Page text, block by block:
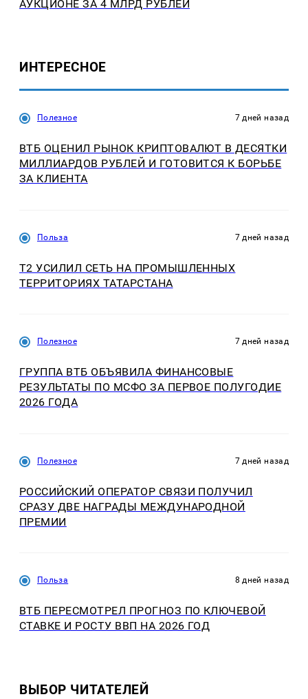
АУКЦИОНЕ ЗА 4 МЛРД РУБЛЕЙ
ИНТЕРЕСНОЕ
Полезное 7 дней назад
ВТБ ОЦЕНИЛ РЫНОК КРИПТОВАЛЮТ В ДЕСЯТКИ
МИЛЛИАРДОВ РУБЛЕЙ И ГОТОВИТСЯ К БОРЬБЕ
ЗА КЛИЕНТА
Польза 7 дней назад
Т2 УСИЛИЛ СЕТЬ НА ПРОМЫШЛЕННЫХ
ТЕРРИТОРИЯХ ТАТАРСТАНА
Полезное 7 дней назад
ГРУППА ВТБ ОБЪЯВИЛА ФИНАНСОВЫЕ
РЕЗУЛЬТАТЫ ПО МСФО ЗА ПЕРВОЕ ПОЛУГОДИЕ
2026 ГОДА
Полезное 7 дней назад
РОССИЙСКИЙ ОПЕРАТОР СВЯЗИ ПОЛУЧИЛ
СРАЗУ ДВЕ НАГРАДЫ МЕЖДУНАРОДНОЙ
ПРЕМИИ
Польза 8 дней назад
ВТБ ПЕРЕСМОТРЕЛ ПРОГНОЗ ПО КЛЮЧЕВОЙ
СТАВКЕ И РОСТУ ВВП НА 2026 ГОД
ВЫБОР ЧИТАТЕЛЕЙ